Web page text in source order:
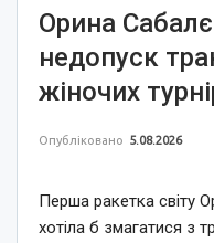
Орина
недопуск
жіночих
Опубліковано 5.08.2026
Перша ракетка світу
хотіла б змагатися з